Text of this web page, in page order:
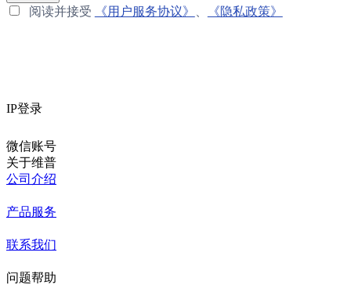
阅读并接受 《用户服务协议》 《隐私政策》
IP登录
微信账号
关于维普
公司介绍
产品服务
联系我们
问题帮助